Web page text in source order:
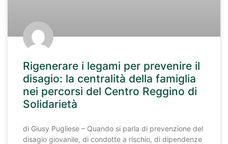
Rigenerare i legami per prevenire il
disagio: la centralità della famiglia
nei percorsi del Centro Reggino di
Solidarietà
di Giusy Pugliese – Quando si parla di prevenzione del
disagio giovanile, di condotte a rischio, di dipendenze